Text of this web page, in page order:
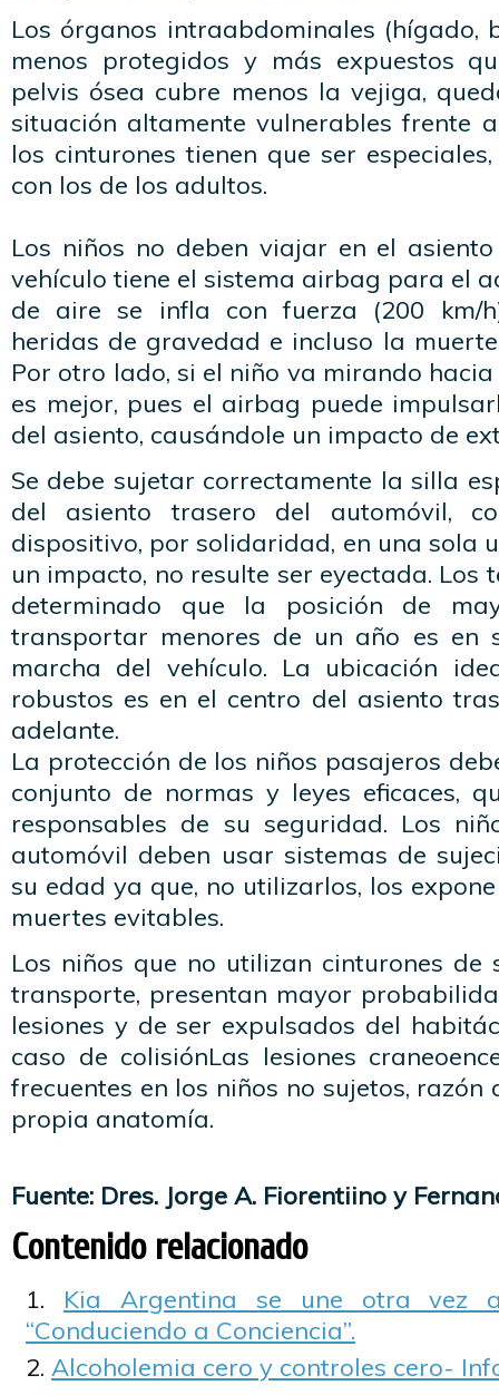
Los órganos intraabdominales (hígado,
menos protegidos y más expuestos
pelvis ósea cubre menos la vejiga,
situación altamente vulnerables frente
los cinturones tienen que ser
con los de los adultos.
Los niños no deben viajar en el
vehículo tiene el sistema airbag para el
de aire se infla con fuerza (200 km/
heridas de gravedad e incluso la
Por otro lado, si el niño va mirando
es mejor, pues el airbag puede
del asiento, causándole un impacto de
Se debe sujetar correctamente la silla
del asiento trasero del automóvil,
dispositivo, por solidaridad, en una sola
un impacto, no resulte ser eyectada. Los
determinado que la posición de
transportar menores de un año es en
marcha del vehículo. La ubicación
robustos es en el centro del asiento
adelante.
La protección de los niños pasajeros
conjunto de normas y leyes eficaces,
responsables de su seguridad. Los
automóvil deben usar sistemas de
su edad ya que, no utilizarlos, los
muertes evitables.
Los niños que no utilizan cinturones
transporte, presentan mayor
lesiones y de ser expulsados del
caso de colisiónLas lesiones
frecuentes en los niños no sujetos, razón
propia anatomía.
Fuente: Dres. Jorge A. Fiorentiino y
Contenido relacionado
Kia Argentina se une otra vez
“Conduciendo a Conciencia”.
Alcoholemia cero y controles cero-